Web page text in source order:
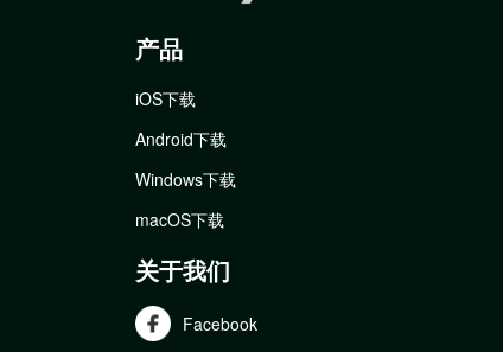
产品
iOS下载
Android下载
Windows下载
macOS下载
关于我们
Facebook